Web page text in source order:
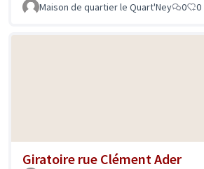
Maison de quartier le Quart'Ney 0 0
Giratoire rue Clément Ader